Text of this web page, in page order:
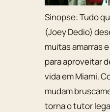
Sinopse:Tudo
(Joey Dedio)
muitas amarras
para aproveitar
vida em Miami.
mudam
torna o tutor